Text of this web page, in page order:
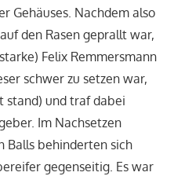
Gehäuses. Nachdem also
den Rasen geprallt war,
Felix Remmersmann
schwer zu setzen war,
stand) und traf dabei
Im Nachsetzen
Balls behinderten sich
gegenseitig. Es war